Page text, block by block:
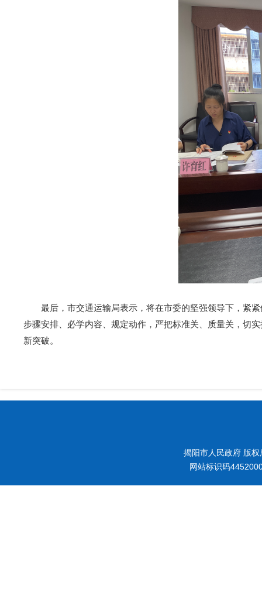
最后，市交通运输局表示，将在市委的坚强领导下，紧紧
步骤安排、必学内容、规定动作，严把标准关、质量关，切
新突破。
揭阳市人民政府 版
网站标识码